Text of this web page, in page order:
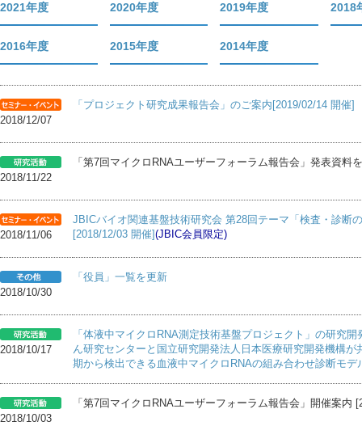
2021年度 2020年度 2019年度 2018
2016年度 2015年度 2014年度
2018/12/07
「プロジェクト研究成果報告会」のご案内[2019/02/14 開催]
2018/11/22
「第7回マイクロRNAユーザーフォーラム報告会」発表資料
2018/11/06
JBICバイオ関連基盤技術研究会 第28回テーマ「検査・診断
[2018/12/03 開催](JBIC会員限定)
2018/10/30
「役員」一覧を更新
2018/10/17
「体液中マイクロRNA測定技術基盤プロジェクト」の研究
ん研究センターと国立研究開発法人日本医療研究開発機構
期から検出できる血液中マイクロRNAの組み合わせ診断モデ
2018/10/03
「第7回マイクロRNAユーザーフォーラム報告会」開催案内